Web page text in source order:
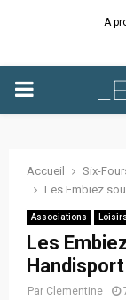
A
PRIMARY
Accueil
Six-
Les Embiez
Associations Loisirs
Les
Handisport
Par Clementine